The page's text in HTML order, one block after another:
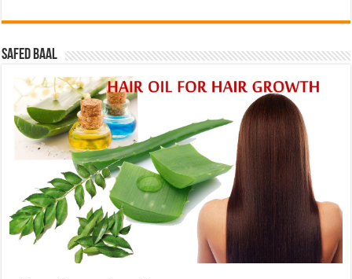
Safed baal